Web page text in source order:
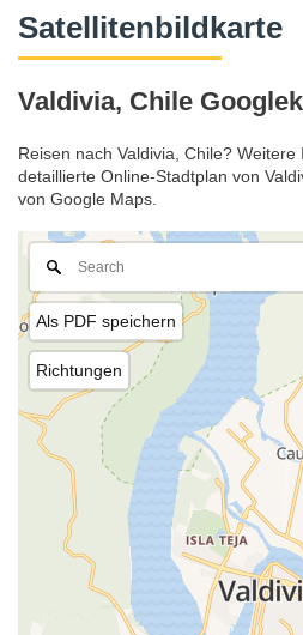
Satellitenbildkarte
Valdivia, Chile
Reisen nach Valdivia, Chile?
detaillierte Online-Stadtplan von
von Google Maps.
Als PDF speichern
Richtungen